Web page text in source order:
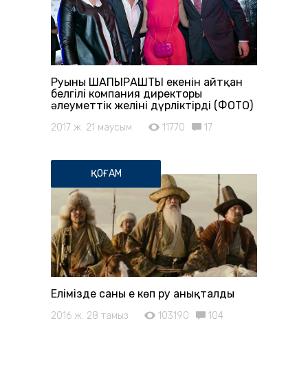
Руының ШАПЫРАШТЫ екенін айтқан
белгілі компания директоры
әлеуметтік желіні дүрліктірді (ФОТО)
2017 ж. 21 маусым 11770 17
ҚОҒАМ
Елімізде саны ең көп ру анықталды
2016 ж. 28 тамыз 103190 104